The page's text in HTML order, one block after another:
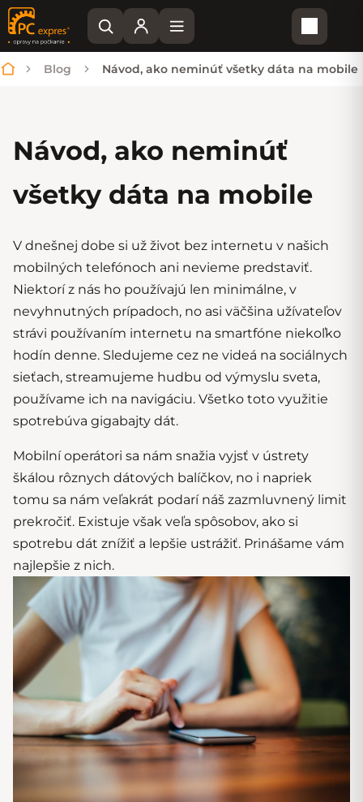
Domov
Blog Návod, ako neminúť všetky dáta na mobile
Návod, ako neminúť
všetky dáta na mobile
V dnešnej dobe si už život bez internetu v našich
mobilných telefónoch ani nevieme predstaviť.
Niektorí z nás ho používajú len minimálne, v
nevyhnutných prípadoch, no asi väčšina užívateľov
strávi používaním internetu na smartfóne niekoľko
hodín denne. Sledujeme cez ne videá na sociálnych
sieťach, streamujeme hudbu od výmyslu sveta,
používame ich na navigáciu. Všetko toto využitie
spotrebúva gigabajty dát.
Mobilní operátori sa nám snažia vyjsť v ústrety
škálou rôznych dátových balíčkov, no i napriek
tomu sa nám veľakrát podarí náš zazmluvnený limit
prekročiť. Existuje však veľa spôsobov, ako si
spotrebu dát znížiť a lepšie ustrážiť. Prinášame vám
najlepšie z nich.